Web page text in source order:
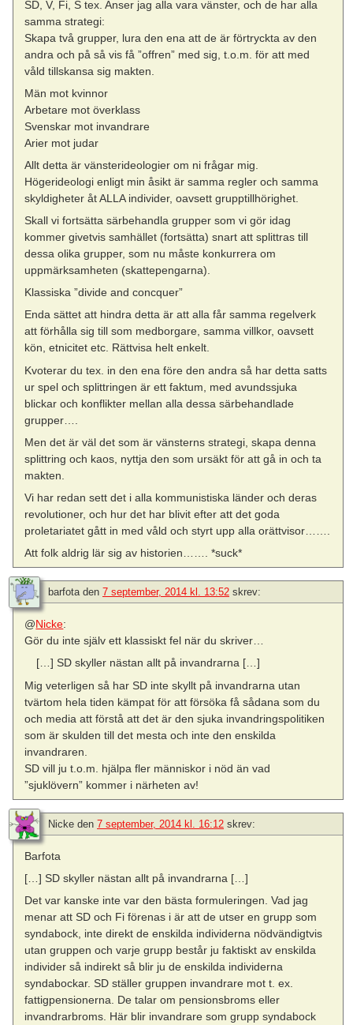
SD, V, Fi, S tex. Anser jag alla vara vänster, och de har alla
samma strategi:
Skapa två grupper, lura den ena att de är förtryckta av den
andra och på så vis få ”offren” med sig, t.o.m. för att med
våld tillskansa sig makten.
Män mot kvinnor
Arbetare mot överklass
Svenskar mot invandrare
Arier mot judar
Allt detta är vänsterideologier om ni frågar mig.
Högerideologi enligt min åsikt är samma regler och samma
skyldigheter åt ALLA individer, oavsett grupptillhörighet.
Skall vi fortsätta särbehandla grupper som vi gör idag
kommer givetvis samhället (fortsätta) snart att splittras till
dessa olika grupper, som nu måste konkurrera om
uppmärksamheten (skattepengarna).
Klassiska ”divide and concquer”
Enda sättet att hindra detta är att alla får samma regelverk
att förhålla sig till som medborgare, samma villkor, oavsett
kön, etnicitet etc. Rättvisa helt enkelt.
Kvoterar du tex. in den ena före den andra så har detta satts
ur spel och splittringen är ett faktum, med avundssjuka
blickar och konflikter mellan alla dessa särbehandlade
grupper….
Men det är väl det som är vänsterns strategi, skapa denna
splittring och kaos, nyttja den som ursäkt för att gå in och ta
makten.
Vi har redan sett det i alla kommunistiska länder och deras
revolutioner, och hur det har blivit efter att det goda
proletariatet gått in med våld och styrt upp alla orättvisor…….
Att folk aldrig lär sig av historien……. *suck*
barfotaden 7 september, 2014 kl. 13:52 skrev:
@Nicke:
Gör du inte själv ett klassiskt fel när du skriver…
[…] SD skyller nästan allt på invandrarna […]
Mig veterligen så har SD inte skyllt på invandrarna utan
tvärtom hela tiden kämpat för att försöka få sådana som du
och media att förstå att det är den sjuka invandringspolitiken
som är skulden till det mesta och inte den enskilda
invandraren.
SD vill ju t.o.m. hjälpa fler människor i nöd än vad
”sjuklövern” kommer i närheten av!
Nicke den 7 september, 2014 kl. 16:12 skrev:
Barfota
[…] SD skyller nästan allt på invandrarna […]
Det var kanske inte var den bästa formuleringen. Vad jag
menar att SD och Fi förenas i är att de utser en grupp som
syndabock, inte direkt de enskilda individerna nödvändigtvis
utan gruppen och varje grupp består ju faktiskt av enskilda
individer så indirekt så blir ju de enskilda individerna
syndabockar. SD ställer gruppen invandrare mot t. ex.
fattigpensionerna. De talar om pensionsbroms eller
invandrarbroms. Här blir invandrare som grupp syndabock